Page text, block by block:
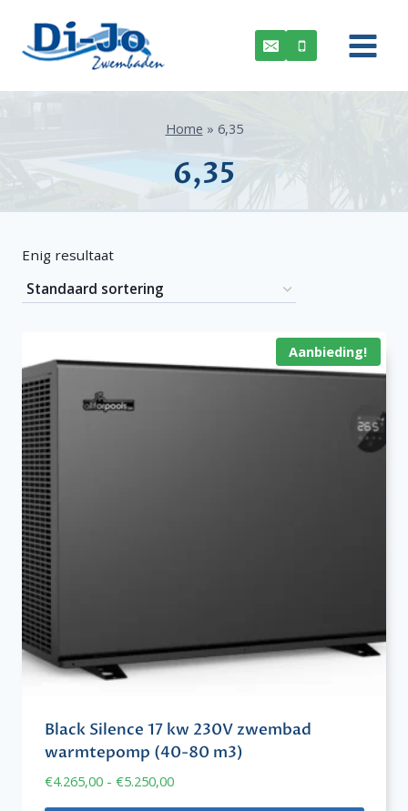
inhoud
Home » 6,35
6,35
Enig resultaat
Aanbieding!
Black Silence 17 kw 230V zwembad
warmtepomp (40-80 m3)
€4.265,00 - €5.250,00Prijsklasse: